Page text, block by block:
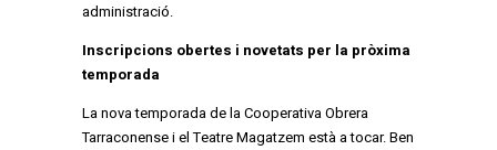
administració.
Inscripcions obertes i novetats per la pròxima
temporada
La nova temporada de la Cooperativa Obrera
Tarraconense i el Teatre Magatzem està a tocar. Ben